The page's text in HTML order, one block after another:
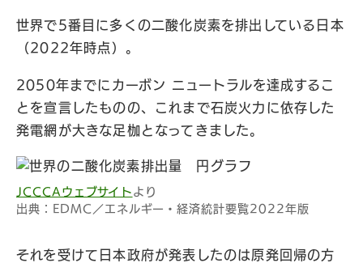
世界で5番目に多くの二酸化炭素を排出している日本
（2022年時点）。
2050年までにカーボン ニュートラルを達成するこ
とを宣言したものの、これまで石炭火力に依存した
発電網が大きな足枷となってきました。
JCCCAウェブサイト より
出典：EDMC／エネルギー・経済統計要覧2022年版
それを受けて日本政府が発表したのは原発回帰の方